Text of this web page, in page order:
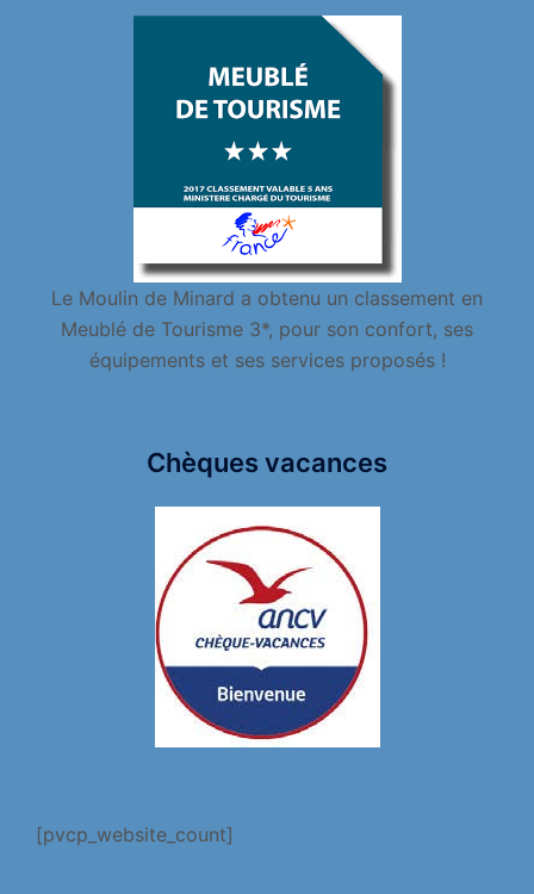
Le Moulin de Minard a obtenu un classement en
Meublé de Tourisme 3*, pour son confort, ses
équipements et ses services proposés !
Chèques vacances
[pvcp_website_count]